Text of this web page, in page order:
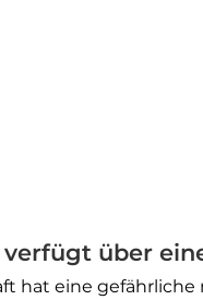
verfügt über
hat eine